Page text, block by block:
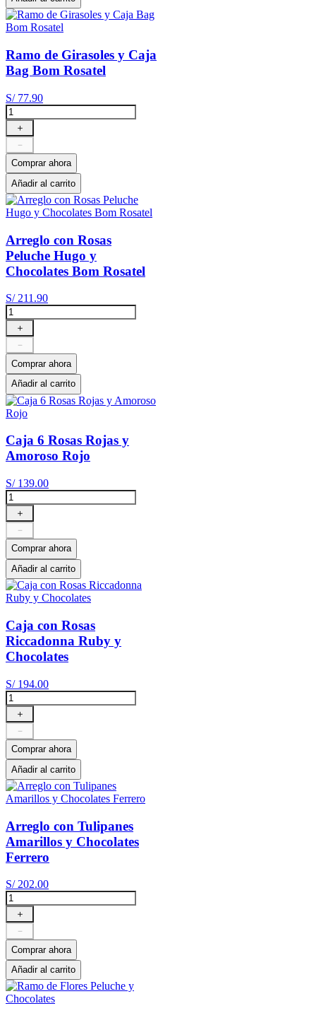
Ramo de Girasoles y Caja
Bag Bom Rosatel
S/ 77.90
＋
－
Comprar ahora
Añadir al carrito
Arreglo con Rosas
Peluche Hugo y
Chocolates Bom Rosatel
S/ 211 .90
＋
－
Comprar ahora
Añadir al carrito
Caja 6 Rosas Rojas y
Amoroso Rojo
S/ 139.00
＋
－
Comprar ahora
Añadir al carrito
Caja con Rosas
Riccadonna Ruby y
Chocolates
S/ 194.00
＋
－
Comprar ahora
Añadir al carrito
Arreglo con Tulipanes
Amarillos y Chocolates
Ferrero
S/ 202.00
＋
－
Comprar ahora
Añadir al carrito